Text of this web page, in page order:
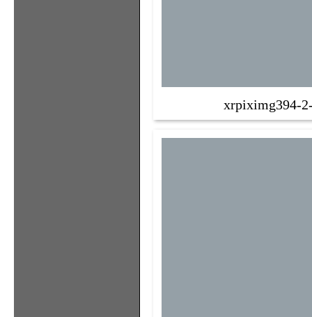
xrpiximg394-